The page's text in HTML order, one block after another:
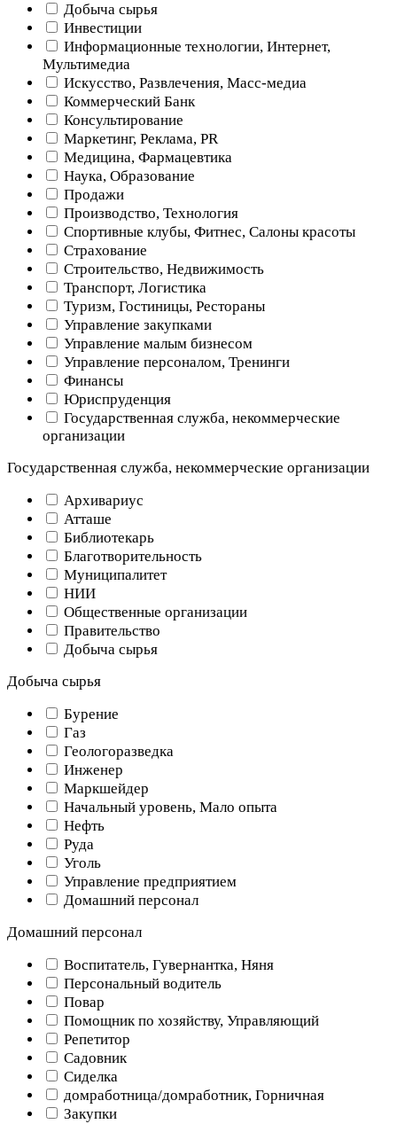
Добыча cырья
Инвестиции
Информационные технологии, Интернет,
Мультимедиа
Искусство, Развлечения, Масс-медиа
Коммерческий Банк
Консультирование
Маркетинг, Реклама, PR
Медицина, Фармацевтика
Наука, Образование
Продажи
Производство, Технология
Спортивные клубы, Фитнес, Салоны красоты
Страхование
Строительство, Недвижимость
Транспорт, Логистика
Туризм, Гостиницы, Рестораны
Управление закупками
Управление малым бизнесом
Управление персоналом, Тренинги
Финансы
Юриспруденция
Государственная служба, некоммерческие
организации
Государственная служба, некоммерческие организации
Архивариус
Атташе
Библиотекарь
Благотворительность
Муниципалитет
НИИ
Общественные организации
Правительство
Добыча сырья
Добыча сырья
Бурение
Газ
Геологоразведка
Инженер
Маркшейдер
Начальный уровень, Мало опыта
Нефть
Руда
Уголь
Управление предприятием
Домашний персонал
Домашний персонал
Воспитатель, Гувернантка, Няня
Персональный водитель
Повар
Помощник по хозяйству, Управляющий
Репетитор
Садовник
Сиделка
домработница/домработник, Горничная
Закупки